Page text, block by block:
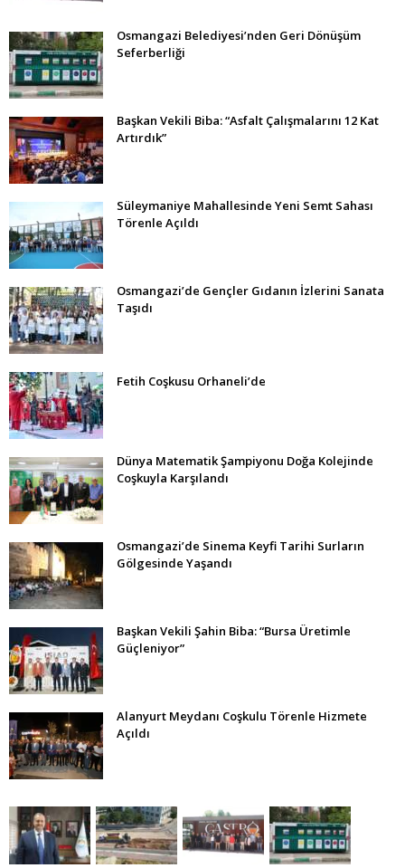
Osmangazi Belediyesi’nden Geri Dönüşüm
Seferberliği
Başkan Vekili Biba: “Asfalt Çalışmalarını 12 Kat
Artırdık”
Süleymaniye Mahallesinde Yeni Semt Sahası
Törenle Açıldı
Osmangazi’de Gençler Gıdanın İzlerini Sanata
Taşıdı
Fetih Coşkusu Orhaneli’de
Dünya Matematik Şampiyonu Doğa Kolejinde
Coşkuyla Karşılandı
Osmangazi’de Sinema Keyfi Tarihi Surların
Gölgesinde Yaşandı
Başkan Vekili Şahin Biba: “Bursa Üretimle
Güçleniyor”
Alanyurt Meydanı Coşkulu Törenle Hizmete
Açıldı